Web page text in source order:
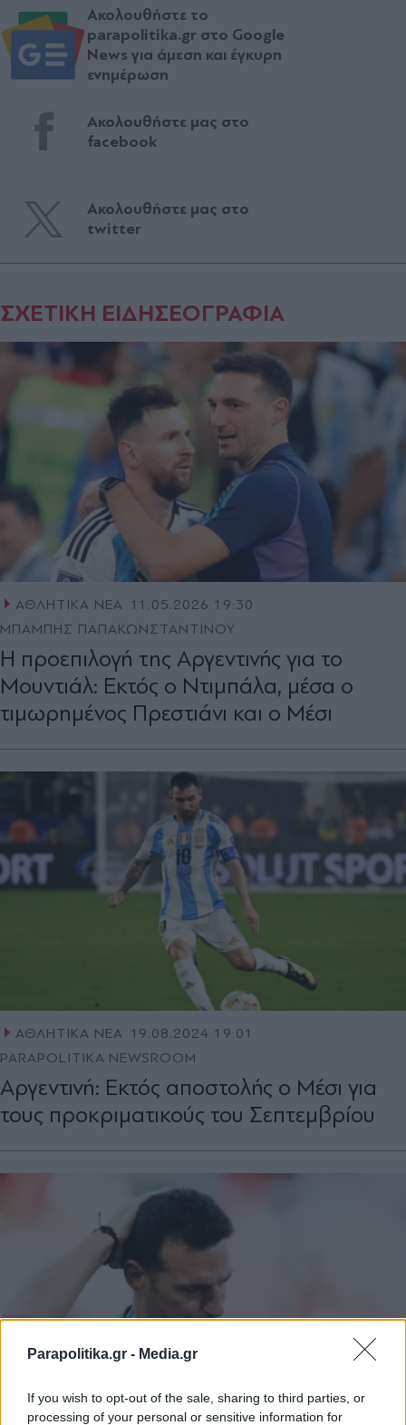
Parapolitika.gr - Media.gr
If you wish to opt-out of the sale, sharing to third parties, or
processing of your personal or sensitive information for
Ακολουθήστε το
parapolitika.gr στο Google
News για άμεση και έγκυρη
ενημέρωση
Ακολουθήστε μας στο
facebook
Ακολουθήστε μας στο
twitter
ΣΧΕΤΙΚΗ ΕΙΔΗΣΕΟΓΡΑΦΙΑ
ΑΘΛΗΤΙΚΑ ΝΕΑ
11.05.2026 19:30
ΜΠΑΜΠΗΣ ΠΑΠΑΚΩΝΣΤΑΝΤΙΝΟΥ
Η προεπιλογή της Αργεντινής για το
Μουντιάλ: Εκτός ο Ντιμπάλα, μέσα ο
τιμωρημένος Πρεστιάνι και ο Μέσι
ΑΘΛΗΤΙΚΑ ΝΕΑ 19.08.2024 19:01
PARAPOLITIKA NEWSROOM
Αργεντινή: Εκτός αποστολής ο Μέσι για
τους προκριματικούς του Σεπτεμβρίου